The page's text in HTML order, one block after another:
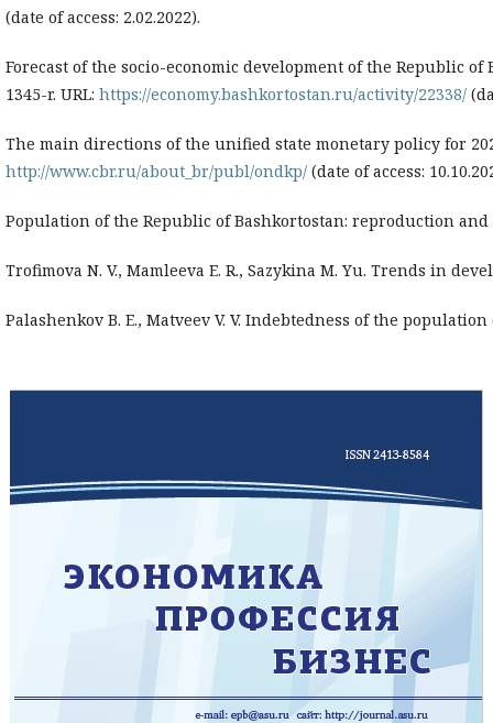
(date of access: 2.02.2022).
Forecast of the socio-economic development of the Republic
1345-r. URL: https://economy.bashkortostan.ru/activity/22338/
The main directions of the unified state monetary policy for
http://www.cbr.ru/about_br/publ/ondkp/ (date of access:
Population of the Republic of Bashkortostan: reproduction and
Trofimova N. V., Mamleeva E. R., Sazykina M. Yu. Trends in
Palashenkov B. E., Matveev V. V. Indebtedness of the